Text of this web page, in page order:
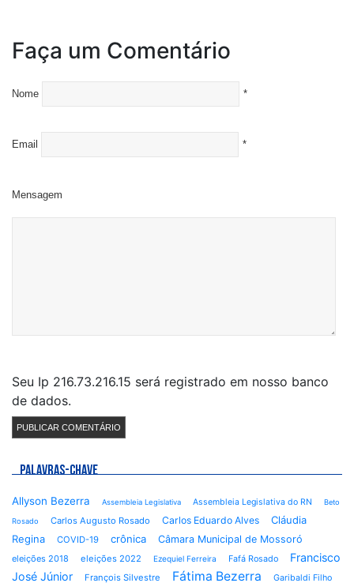
Faça um Comentário
Nome *
Email *
Mensagem
Seu Ip 216.73.216.15 será registrado em nosso banco
de dados.
PALAVRAS-CHAVE
Allyson Bezerra Assembleia Legislativa Assembleia Legislativa do RN Beto
Rosado Carlos Augusto Rosado Carlos Eduardo Alves
Cláudia
Regina
COVID-19 crônica Câmara Municipal de Mossoró
eleições 2018 eleições 2022 Ezequiel Ferreira Fafá Rosado
Francisco
José Júnior
François Silvestre Fátima Bezerra Garibaldi Filho